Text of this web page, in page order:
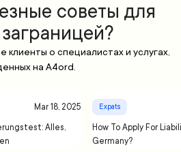
советы для
клиенты о специалистах и услугах,
на A4ord.
Mar 18, 2025
Alles,
Expats
How To Apply For
Germany?